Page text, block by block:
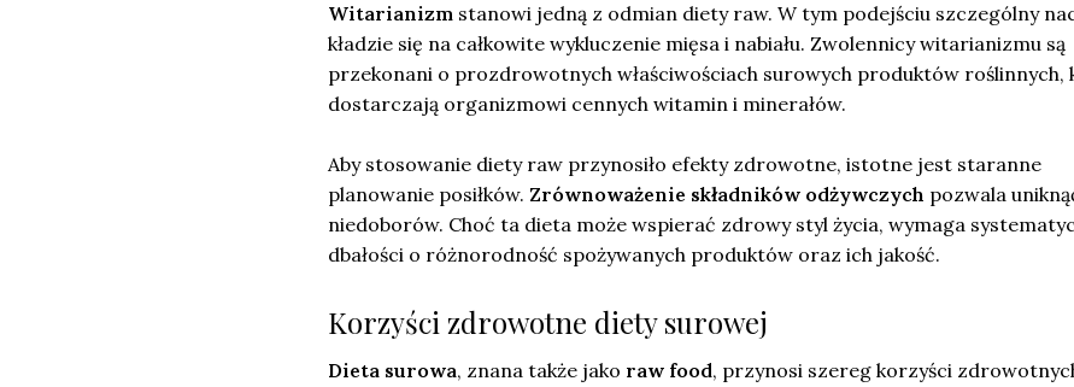
Witarianizm stanowi jedną z odmian diety raw. W tym podejściu szczególny
kładzie się na całkowite wykluczenie mięsa i nabiału. Zwolennicy witarianizmu są
przekonani o prozdrowotnych właściwościach surowych produktów roślinnych,
dostarczają organizmowi cennych witamin i minerałów.
Aby stosowanie diety raw przynosiło efekty zdrowotne, istotne jest staranne
planowanie posiłków. Zrównoważenie składników odżywczych pozwala
niedoborów. Choć ta dieta może wspierać zdrowy styl życia, wymaga
dbałości o różnorodność spożywanych produktów oraz ich jakość.
Korzyści zdrowotne diety surowej
Dieta surowa, znana także jako raw food, przynosi szereg korzyści